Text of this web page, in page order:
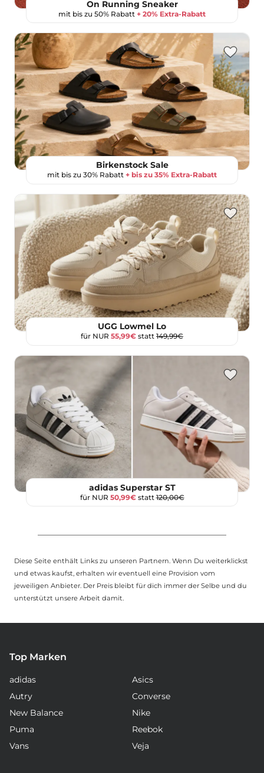
On Running Sneaker
mit bis zu 50% Rabatt + 20% Extra-Rabatt
Birkenstock Sale
mit bis zu 30% Rabatt + bis zu 35% Extra-Rabatt
UGG Lowmel Lo
für NUR 55,99€ statt 149,99€
adidas Superstar ST
für NUR 50,99€statt120,00€
Diese Seite enthält Links zu unseren Partnern. Wenn Du weiterklickst
und etwas kaufst, erhalten wir eventuell eine Provision vom
jeweiligen Anbieter. Der Preis bleibt für dich immer der Selbe und du
unterstützt unsere Arbeit damit.
Top Marken
adidas
Asics
Autry
Converse
New Balance
Nike
Puma
Reebok
Vans
Veja